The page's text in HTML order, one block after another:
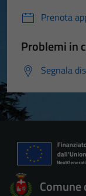
Prenota
Problemi in
Segnala
Comune